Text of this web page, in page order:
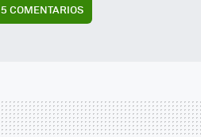
5 COMENTARIOS